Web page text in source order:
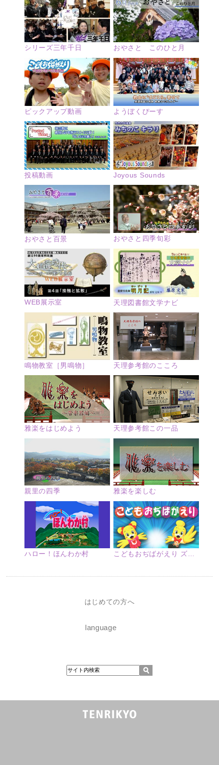
シリーズ三年千日 おやさと このひと月
ピックアップ動画 ようぼくぴーす
投稿動画 Joyous Sounds
おやさと百景 おやさと四季旬彩
WEB展示室 天理図書館文学ナビ
鳴物教室［男鳴物］ 天理参考館のこころ
雅楽をはじめよう 天理参考館この一品
親里の四季 雅楽を楽しむ
ハロー！ほんわか村 こどもおぢばがえり ズームアップ
はじめての方へ
language